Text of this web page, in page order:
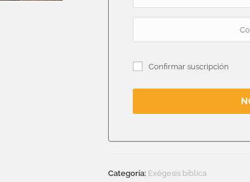
Confirmar suscripción
Categoría: Exégesis bíblica